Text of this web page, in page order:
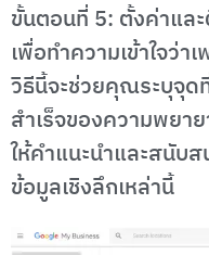
ขั้นตอนที่ 5: ตั้งค่าแล
เพื่อทำความเข้าใจว่
วิธีนี้จะช่วยคุณระบุจุด
สำเร็จของความพยา
ให้คำแนะนำและสนับ
ข้อมูลเชิงลึกเหล่านี้